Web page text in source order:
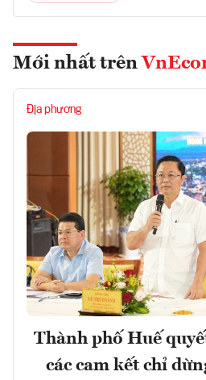
Mới nhất trên
Địa phương
Thành phố Huế
các cam kết chỉ